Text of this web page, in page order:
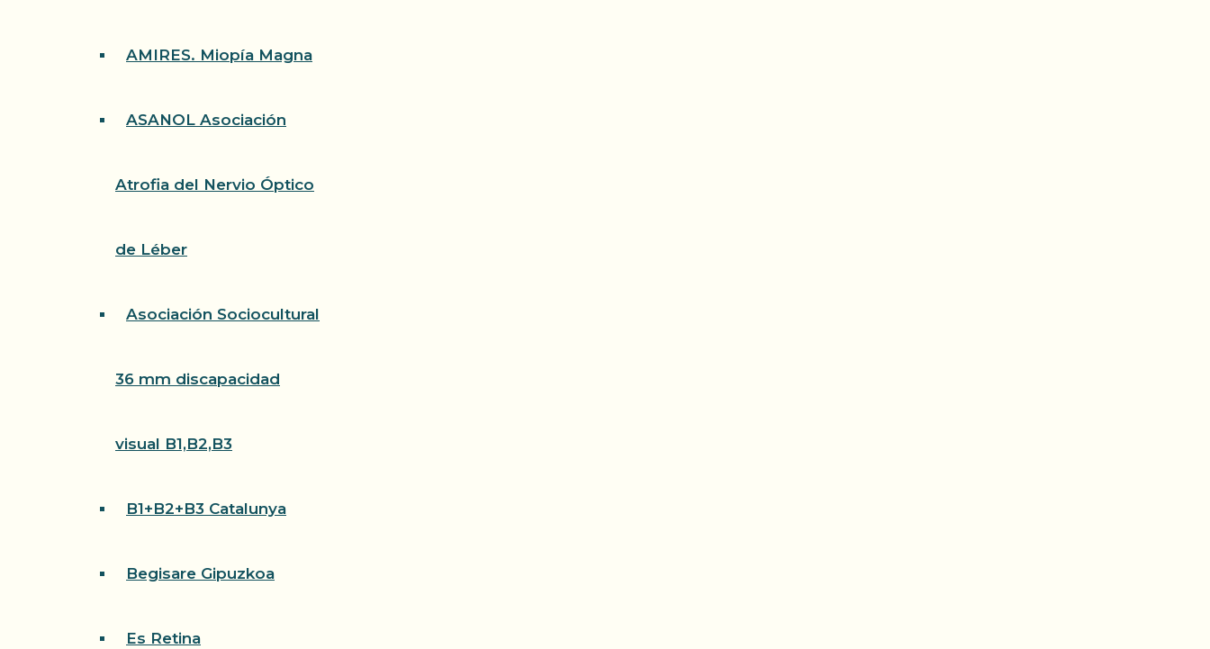
AMIRES. Miopía Magna
ASANOL Asociación
Atrofia del Nervio Óptico
de Léber
Asociación Sociocultural
36 mm discapacidad
visual B1,B2,B3
B1+B2+B3 Catalunya
Begisare Gipuzkoa
Es Retina